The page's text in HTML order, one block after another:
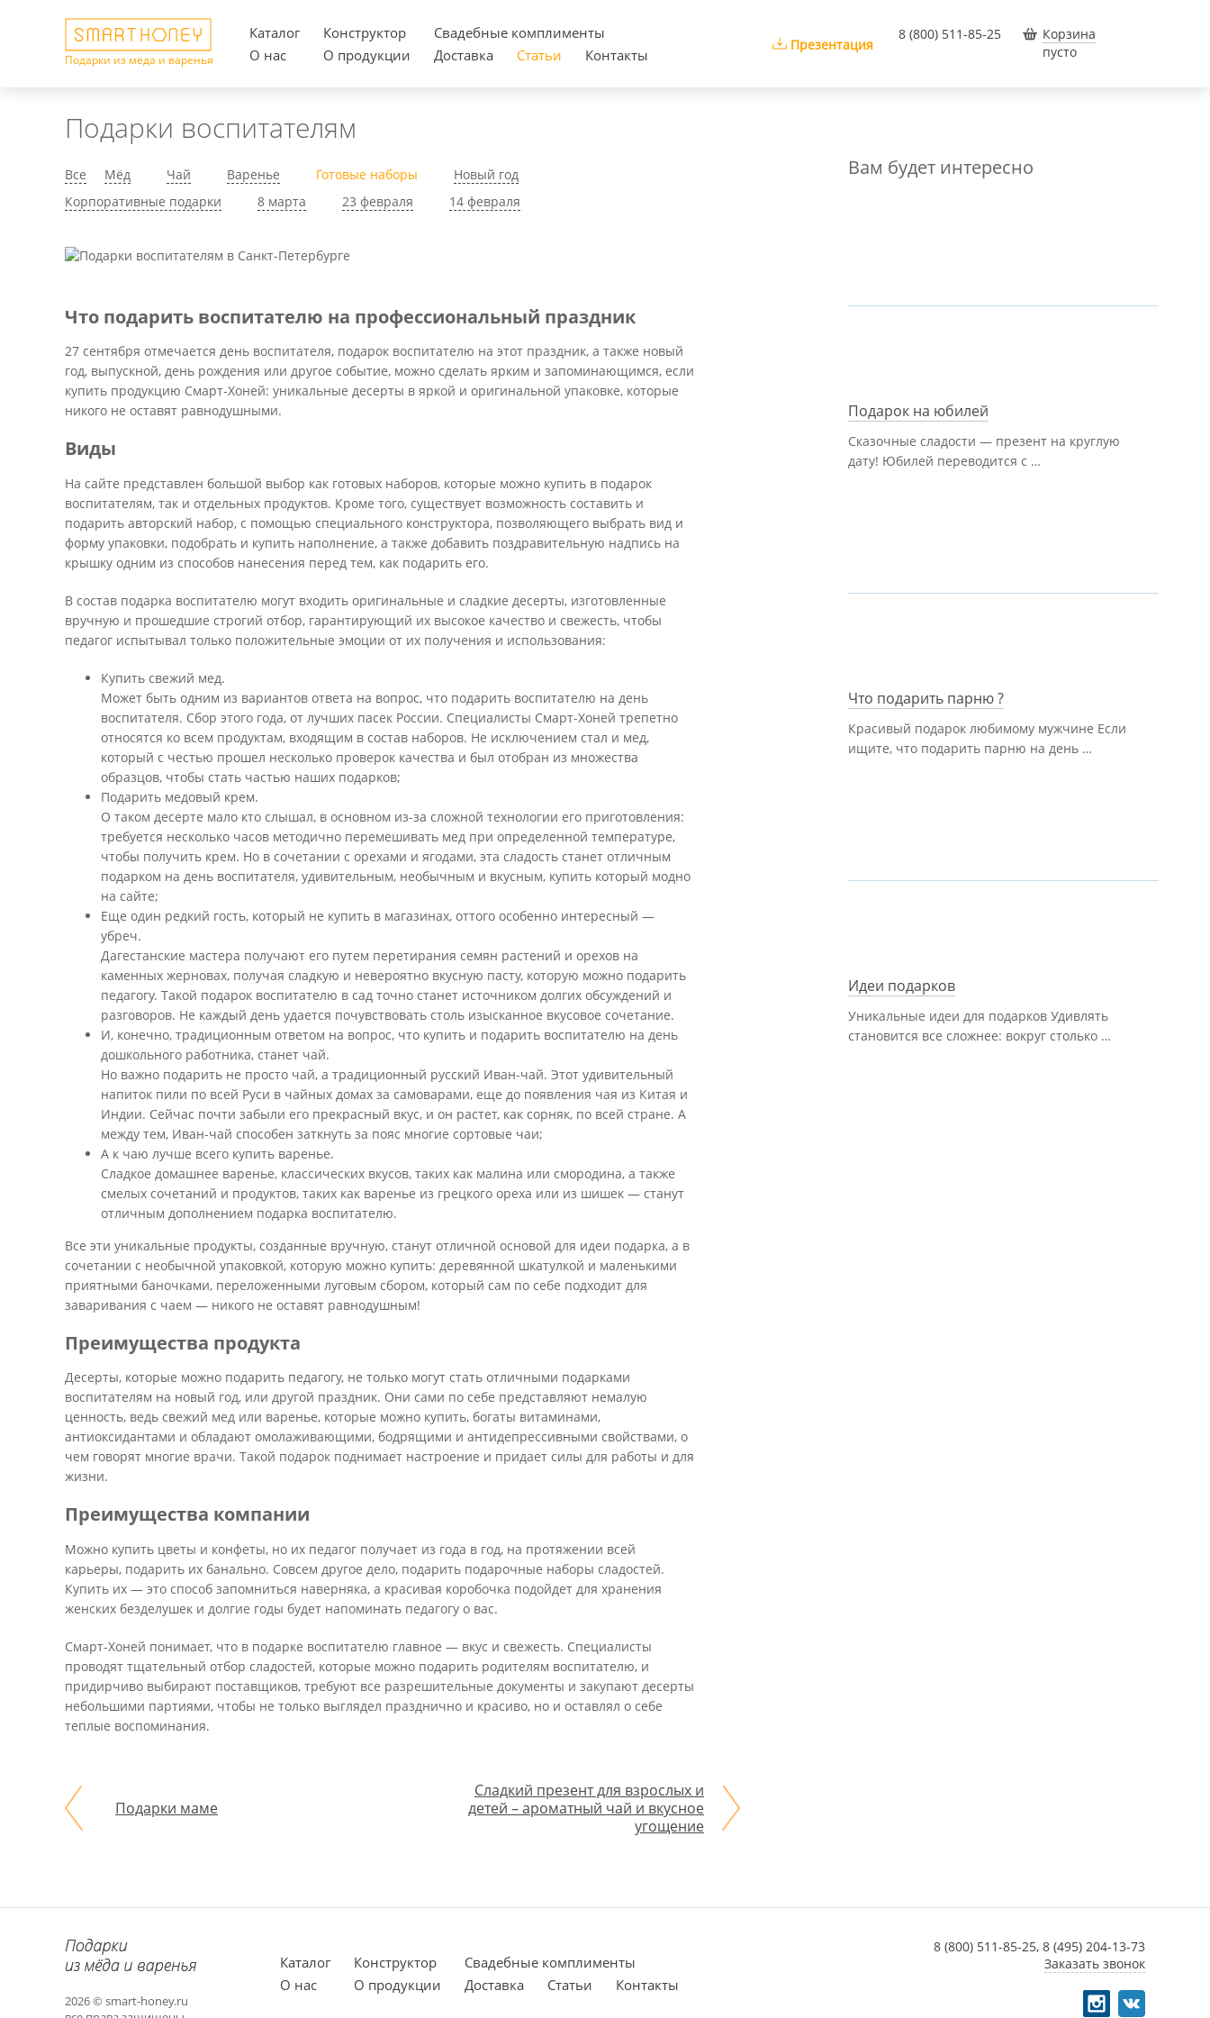
Подарки из мёда и варенья
Каталог Конструктор
Cвадебные комплименты
О нас
О продукции Доставка Статьи Контакты
Презентация
8 (800) 511-85-25
Корзина
пусто
Подарки воспитателям
Все Мёд Чай Варенье Готовые наборы
Новый год
Корпоративные подарки
8 марта 23 февраля 14 февраля
Что подарить воспитателю на профессиональный праздник
27 сентября отмечается день воспитателя, подарок воспитателю на этот праздник, а также новый
год, выпускной, день рождения или другое событие, можно сделать ярким и запоминающимся, если
купить продукцию Смарт-Хоней: уникальные десерты в яркой и оригинальной упаковке, которые
никого не оставят равнодушными.
Виды
На сайте представлен большой выбор как готовых наборов, которые можно купить в подарок
воспитателям, так и отдельных продуктов. Кроме того, существует возможность составить и
подарить авторский набор, с помощью специального конструктора, позволяющего выбрать вид и
форму упаковки, подобрать и купить наполнение, а также добавить поздравительную надпись на
крышку одним из способов нанесения перед тем, как подарить его.
В состав подарка воспитателю могут входить оригинальные и сладкие десерты, изготовленные
вручную и прошедшие строгий отбор, гарантирующий их высокое качество и свежесть, чтобы
педагог испытывал только положительные эмоции от их получения и использования:
Купить свежий мед.
Может быть одним из вариантов ответа на вопрос, что подарить воспитателю на день
воспитателя. Сбор этого года, от лучших пасек России. Специалисты Смарт-Хоней трепетно
относятся ко всем продуктам, входящим в состав наборов. Не исключением стал и мед,
который с честью прошел несколько проверок качества и был отобран из множества
образцов, чтобы стать частью наших подарков;
Подарить медовый крем.
О таком десерте мало кто слышал, в основном из-за сложной технологии его приготовления:
требуется несколько часов методично перемешивать мед при определенной температуре,
чтобы получить крем. Но в сочетании с орехами и ягодами, эта сладость станет отличным
подарком на день воспитателя, удивительным, необычным и вкусным, купить который модно
на сайте;
Еще один редкий гость, который не купить в магазинах, оттого особенно интересный —
убреч.
Дагестанские мастера получают его путем перетирания семян растений и орехов на
каменных жерновах, получая сладкую и невероятно вкусную пасту, которую можно подарить
педагогу. Такой подарок воспитателю в сад точно станет источником долгих обсуждений и
разговоров. Не каждый день удается почувствовать столь изысканное вкусовое сочетание.
И, конечно, традиционным ответом на вопрос, что купить и подарить воспитателю на день
дошкольного работника, станет чай.
Но важно подарить не просто чай, а традиционный русский Иван-чай. Этот удивительный
напиток пили по всей Руси в чайных домах за самоварами, еще до появления чая из Китая и
Индии. Сейчас почти забыли его прекрасный вкус, и он растет, как сорняк, по всей стране. А
между тем, Иван-чай способен заткнуть за пояс многие сортовые чаи;
А к чаю лучше всего купить варенье.
Сладкое домашнее варенье, классических вкусов, таких как малина или смородина, а также
смелых сочетаний и продуктов, таких как варенье из грецкого ореха или из шишек — станут
отличным дополнением подарка воспитателю.
Все эти уникальные продукты, созданные вручную, станут отличной основой для идеи подарка, а в
сочетании с необычной упаковкой, которую можно купить: деревянной шкатулкой и маленькими
приятными баночками, переложенными луговым сбором, который сам по себе подходит для
заваривания с чаем — никого не оставят равнодушным!
Преимущества продукта
Десерты, которые можно подарить педагогу, не только могут стать отличными подарками
воспитателям на новый год, или другой праздник. Они сами по себе представляют немалую
ценность, ведь свежий мед или варенье, которые можно купить, богаты витаминами,
антиоксидантами и обладают омолаживающими, бодрящими и антидепрессивными свойствами, о
чем говорят многие врачи. Такой подарок поднимает настроение и придает силы для работы и для
жизни.
Преимущества компании
Можно купить цветы и конфеты, но их педагог получает из года в год, на протяжении всей
карьеры, подарить их банально. Совсем другое дело, подарить подарочные наборы сладостей.
Купить их — это способ запомниться наверняка, а красивая коробочка подойдет для хранения
женских безделушек и долгие годы будет напоминать педагогу о вас.
Смарт-Хоней понимает, что в подарке воспитателю главное — вкус и свежесть. Специалисты
проводят тщательный отбор сладостей, которые можно подарить родителям воспитателю, и
придирчиво выбирают поставщиков, требуют все разрешительные документы и закупают десерты
небольшими партиями, чтобы не только выглядел празднично и красиво, но и оставлял о себе
теплые воспоминания.
Подарки маме
Сладкий презент для взрослых и
детей – ароматный чай и вкусное
угощение
Вам будет интересно
Подарок на юбилей
Сказочные сладости — презент на круглую
дату! Юбилей переводится с …
Что подарить парню ?
Красивый подарок любимому мужчине Если
ищите, что подарить парню на день …
Идеи подарков
Уникальные идеи для подарков Удивлять
становится все сложнее: вокруг столько …
2026 © smart-honey.ru
Каталог Конструктор
Cвадебные комплименты
О нас
О продукции Доставка Статьи Контакты
8 (800) 511-85-25, 8 (495) 204-13-73
Заказать звонок